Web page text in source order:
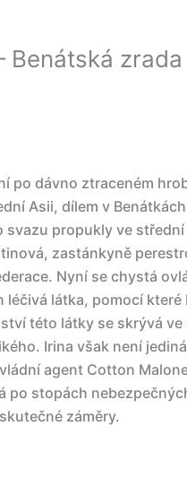
Benátská zrada
po dávno ztraceném
Asii, dílem v
propukly ve
zastánkyně
Nyní se chystá
látka, pomocí které
této látky se skrývá ve
Irina však není
agent Cotton
po stopách
záměry.